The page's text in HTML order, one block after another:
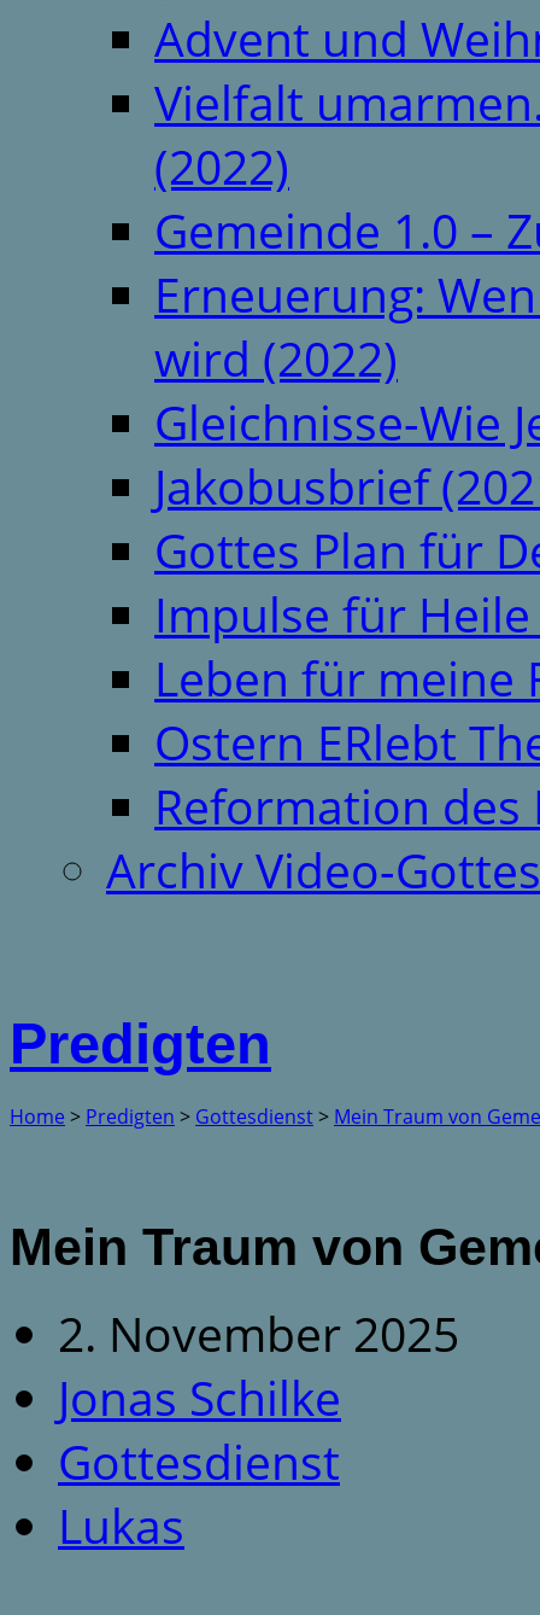
Advent und
Vielfalt
(2022)
Gemeinde 1.0 –
Erneuerung:
wird (2022)
Gleichnisse-Wie
Jakobusbrief
Gottes Plan für
Impulse für
Leben für meine
Ostern ERlebt
Reformation des
Archiv Video-
Predigten
Home > Predigten > Gottesdienst> Mein Traum von
Mein Traum von
2. November 2025
Jonas Schilke
Gottesdienst
Lukas